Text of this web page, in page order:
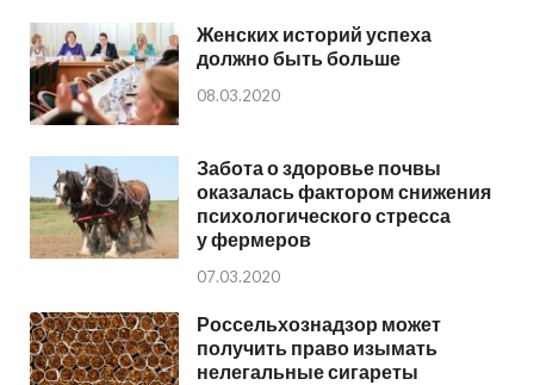
Женских историй успеха
должно быть больше
08.03.2020
Забота о здоровье почвы
оказалась фактором снижения
психологического стресса
у фермеров
07.03.2020
Россельхознадзор может
получить право изымать
нелегальные сигареты